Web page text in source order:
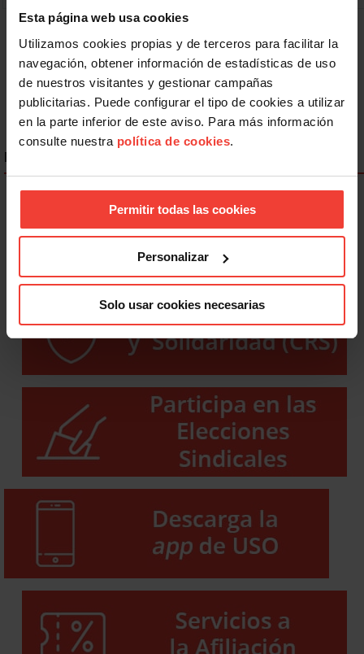
Esta página web usa cookies
Utilizamos cookies propias y de terceros para facilitar la
navegación, obtener información de estadísticas de uso
de nuestros visitantes y gestionar campañas
publicitarias. Puede configurar el tipo de cookies a utilizar
en la parte inferior de este aviso. Para más información
consulte nuestra política de cookies.
Permitir todas las cookies
Personalizar
Solo usar cookies necesarias
Anterior 1 2 3 4 5
6
Siguiente
ENLACES DESTACADOS